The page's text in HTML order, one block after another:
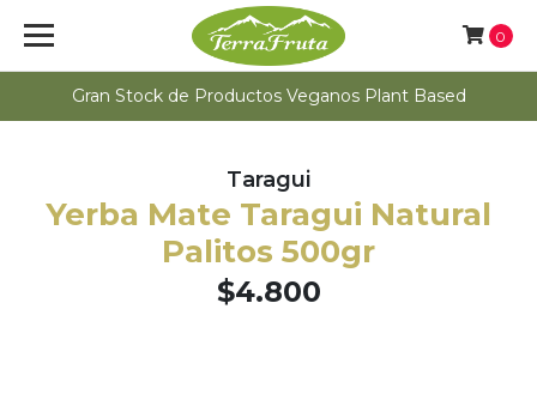
Gran Stock de Productos Veganos Plant Based
0
Taragui
Yerba Mate Taragui Natural
Palitos 500gr
$4.800